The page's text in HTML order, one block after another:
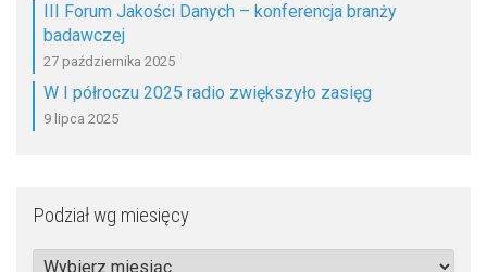
III Forum Jakości Danych – konferencja branży
badawczej
27 października 2025
W I półroczu 2025 radio zwiększyło zasięg
9 lipca 2025
Podział wg miesięcy
Podział